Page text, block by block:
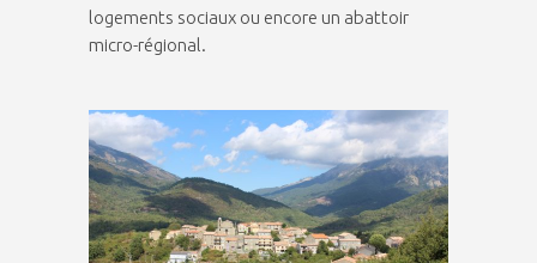
logements sociaux ou encore un abattoir
micro-régional.